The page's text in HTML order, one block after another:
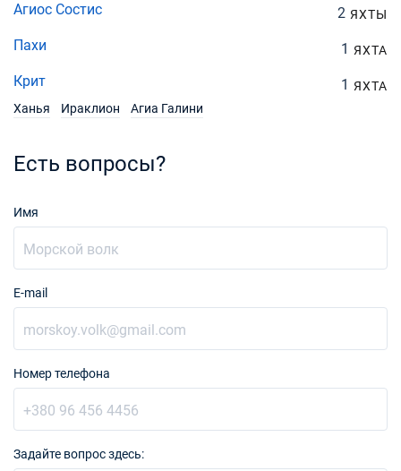
€1602
04/09/2027 - 11/09/2027
Забронировать
Забронировать
18/09/2027 - 25/09/2027 €1881
25/09/2027 - 02/10/2027
Забронировать
02/10/2027 - 09/10/2027 €1539
09/10/2027 - 16/10/2027
Забронировать
Агиос Состис 2 ЯХТЫ
Пахи 1 ЯХТА
Крит 1 ЯХТА
Ханья
Ираклион Агиа Галини
Есть вопросы?
Имя
E-mail
Номер телефона
Задайте вопрос здесь: